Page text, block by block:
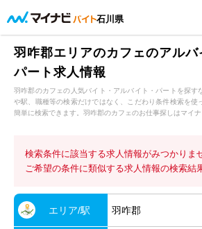
石川県
羽咋郡エリアのカフェのアルバ
パート求人情報
羽咋郡のカフェの人気バイト・アルバイト・パートを探す
や駅、職種等の検索だけではなく、こだわり条件検索を使
簡単に検索できます。羽咋郡のカフェのお仕事探しはマイナ
検索条件に該当する求人情報がみつかりま
ご希望の条件に類似する求人情報の検索結
エリア/駅 羽咋郡